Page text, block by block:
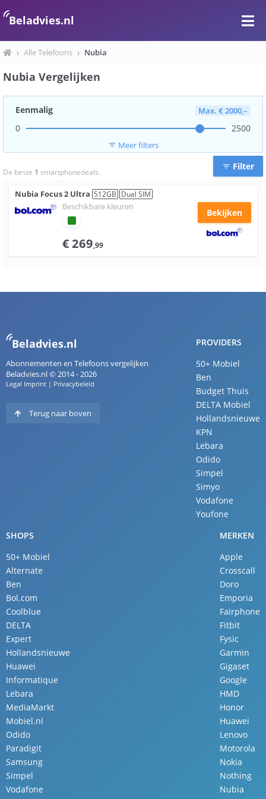
Beladvies.nl
› Alle Telefoons › Nubia
Nubia Vergelijken
Eenmalig Max. € 2000,–
0 2500
filter_list Meer filters
De beste 1 smartphonedeals.
filter_list Filter
Nubia Focus 2 Ultra 512GB Dual SIM
Beschikbare kleuren
€269,99
Bekijken
Beladvies.nl
Abonnementen en Telefoons vergelijken
Beladvies.nl © 2014 - 2026
Legal Imprint | Privacybeleid
Terug naar boven
PROVIDERS
50+ Mobiel
Ben
Budget Thuis
DELTA Mobiel
Hollandsnieuwe
KPN
Lebara
Odido
Simpel
Simyo
Vodafone
Youfone
SHOPS
50+ Mobiel
Alternate
Ben
Bol.com
Coolblue
DELTA
Expert
Hollandsnieuwe
Huawei
Informatique
Lebara
MediaMarkt
Mobiel.nl
Odido
Paradigit
Samsung
Simpel
Vodafone
MERKEN
Apple
Crosscall
Doro
Emporia
Fairphone
Fitbit
Fysic
Garmin
Gigaset
Google
HMD
Honor
Huawei
Lenovo
Motorola
Nokia
Nothing
Nubia